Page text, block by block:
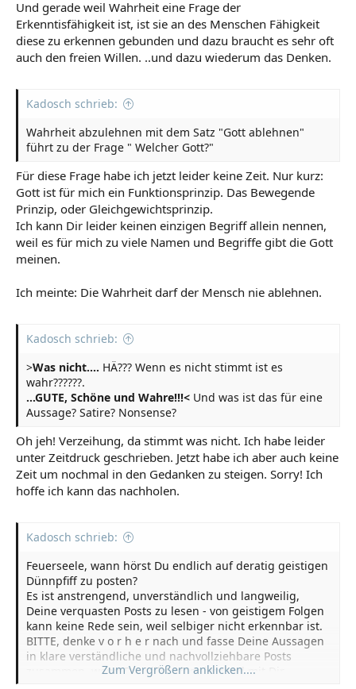
Und gerade weil Wahrheit eine Frage der
Erkenntisfähigkeit ist, ist sie an des Menschen Fähigkeit
diese zu erkennen gebunden und dazu braucht es sehr oft
auch den freien Willen. ..und dazu wiederum das Denken.
Kadosch schrieb:
Wahrheit abzulehnen mit dem Satz "Gott ablehnen"
führt zu der Frage " Welcher Gott?"
Für diese Frage habe ich jetzt leider keine Zeit. Nur kurz:
Gott ist für mich ein Funktionsprinzip. Das Bewegende
Prinzip, oder Gleichgewichtsprinzip.
Ich kann Dir leider keinen einzigen Begriff allein nennen,
weil es für mich zu viele Namen und Begriffe gibt die Gott
meinen.
Ich meinte: Die Wahrheit darf der Mensch nie ablehnen.
Kadosch schrieb:
>Was nicht.... HÄ??? Wenn es nicht stimmt ist es
wahr??????.
...GUTE, Schöne und Wahre!!!< Und was ist das für eine
Aussage? Satire? Nonsense?
Oh jeh! Verzeihung, da stimmt was nicht. Ich habe leider
unter Zeitdruck geschrieben. Jetzt habe ich aber auch keine
Zeit um nochmal in den Gedanken zu steigen. Sorry! Ich
hoffe ich kann das nachholen.
Kadosch schrieb:
Feuerseele, wann hörst Du endlich auf deratig geistigen
Dünnpfiff zu posten?
Es ist anstrengend, unverständlich und langweilig,
Deine verquasten Posts zu lesen - von geistigem Folgen
kann keine Rede sein, weil selbiger nicht erkennbar ist.
BITTE, denke v o r h e r nach und fasse Deine Aussagen
in klare verständliche und nachvollziehbare Posts
zusammen, wenn Du willst, dass jemand mit Dir
Zum Vergrößern anklicken....